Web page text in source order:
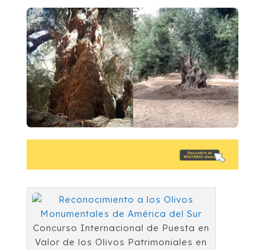
Concurso Internacional de Puesta en
Valor de los Olivos Patrimoniales en